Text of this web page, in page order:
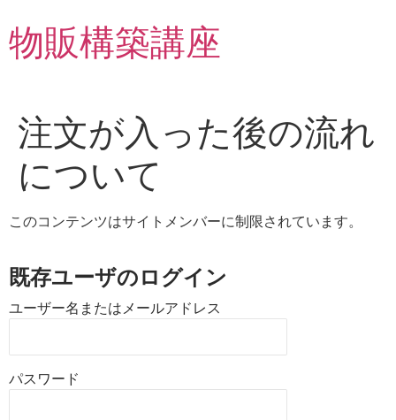
物販構築講座
注文が入った後の流れ
について
このコンテンツはサイトメンバーに制限されています。
既存ユーザのログイン
ユーザー名またはメールアドレス
パスワード